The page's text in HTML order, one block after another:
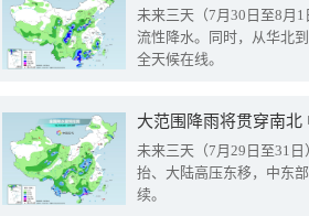
未来三天（7月30日至8月
流性降水。同时，从华北
全天候在线。
大范围降雨将贯穿南
未来三天（7月29日至31
抬、大陆高压东移，中东
续。